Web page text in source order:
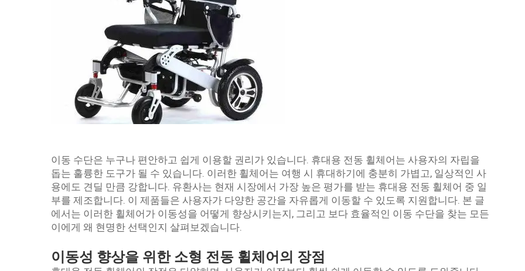
이동 수단은 누구나 편안하고 쉽게 이용할 권리가 있습니다. 휴대용 전동 휠체어는 사용자의 자립을
돕는 훌륭한 도구가 될 수 있습니다. 이러한 휠체어는 여행 시 휴대하기에 충분히 가볍고, 일상적인 사
용에도 견딜 만큼 강합니다. 유환사는 현재 시장에서 가장 높은 평가를 받는 휴대용 전동 휠체어 중 일
부를 제조합니다. 이 제품들은 사용자가 다양한 공간을 자유롭게 이동할 수 있도록 지원합니다. 본 글
에서는 이러한 휠체어가 이동성을 어떻게 향상시키는지, 그리고 보다 효율적인 이동 수단을 찾는 모든
이에게 왜 현명한 선택인지 살펴보겠습니다.
이동성 향상을 위한 소형 전동 휠체어의 장점